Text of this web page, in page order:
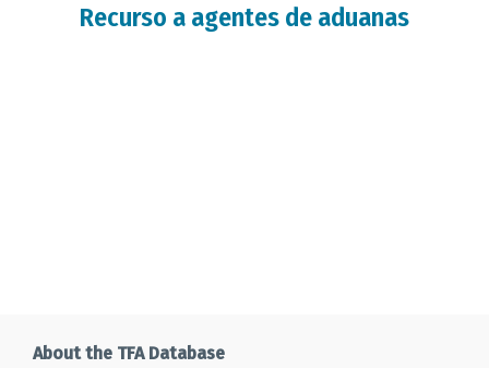
Recurso a agentes de aduanas
About the TFA Database